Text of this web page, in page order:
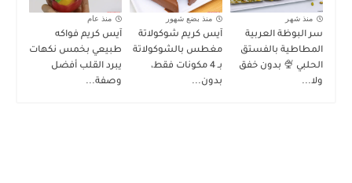
منذ شهر
سر البوظة العربية
المطاطية بالفستق
الحلبي 🍨 بدون خفق
ولا...
منذ بضع شهور
آيس كريم شوكولاتة
مغطس بالشوكولاتة
بـ 4 مكونات فقط،
بدون...
منذ عام
آيس كريم فواكه
طبيعي بخمس نكهات
يبرد القلب أفضل
وصفة...